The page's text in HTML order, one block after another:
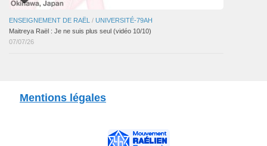
ENSEIGNEMENT DE RAËL / UNIVERSITÉ-79AH
Maitreya Raël : Je ne suis plus seul (vidéo 10/10)
07/07/26
Mentions légales